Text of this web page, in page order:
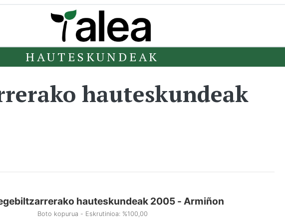
HAUTESKUNDEAK
hauteskundeak
hauteskundeak 2005 - Armiñon
Boto kopurua - Eskrutinioa: %100,00